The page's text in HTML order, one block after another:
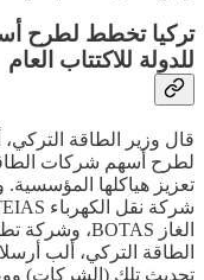
تركيا تخطط لطرح
للدولة للاكتتاب العام
قال وزير الطاقة
لطرح أسهم شركات
تعزيز هياكلها
الطاقة التركي، ألب
تحديث تلك (الشركات)